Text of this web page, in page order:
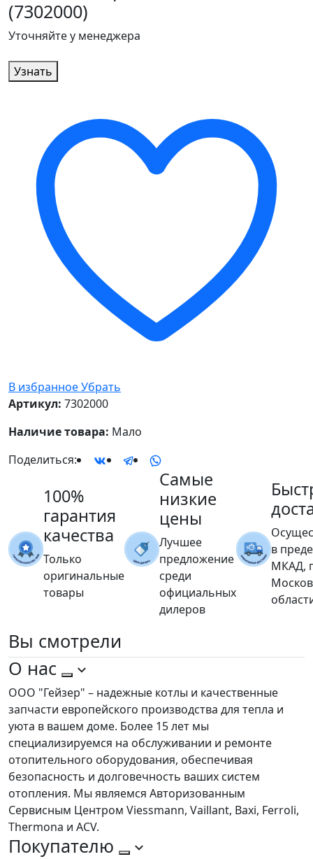
(7302000)
Уточняйте у менеджера
Узнать
В избранноеУбрать
Артикул: 7302000
Наличие товара: Мало
Поделиться:
100%
гарантия
качества
Только
оригинальные
товары
Самые
низкие
цены
Лучшее
предложение
среди
официальных
дилеров
в
МКАД,
Вы смотрели
О нас
ООО "Гейзер" – надежные котлы и качественные
запчасти европейского производства для тепла и
уюта в вашем доме. Более 15 лет мы
специализируемся на обслуживании и ремонте
отопительного оборудования, обеспечивая
безопасность и долговечность ваших систем
отопления. Мы являемся Авторизованным
Сервисным Центром Viessmann, Vaillant, Baxi, Ferroli,
Thermona и ACV.
Покупателю